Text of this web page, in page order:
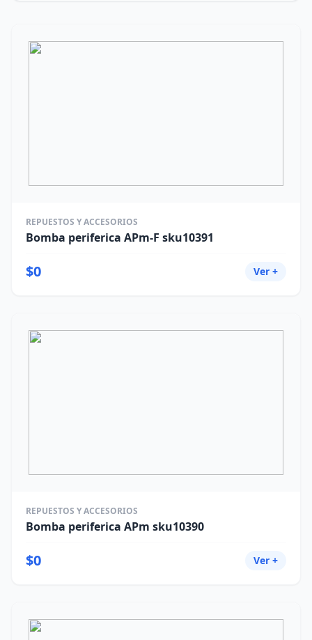
REPUESTOS Y ACCESORIOS
Bomba periferica APm-F sku10391
$0 Ver +
REPUESTOS Y ACCESORIOS
Bomba periferica APm sku10390
$0 Ver +